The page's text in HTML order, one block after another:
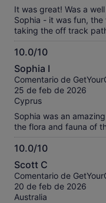
It was great! Was a
Sophia - it was fun,
taking the off track
10.0/10
10.0
sobre
10
Sophia I
Comentario de
25 de feb de 2026
Cyprus
Sophia was an
the flora and fauna of
10.0/10
10.0
sobre
10
Scott C
Comentario de
20 de feb de 2026
Australia